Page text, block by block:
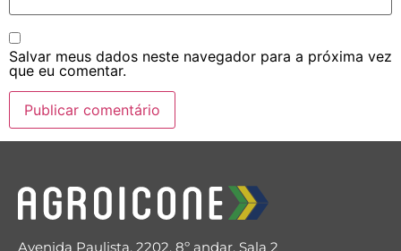
Salvar meus dados neste navegador para a próxima vez
que eu comentar.
Avenida Paulista, 2202, 8º andar, Sala 2